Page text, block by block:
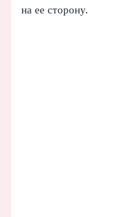
на ее сторону.